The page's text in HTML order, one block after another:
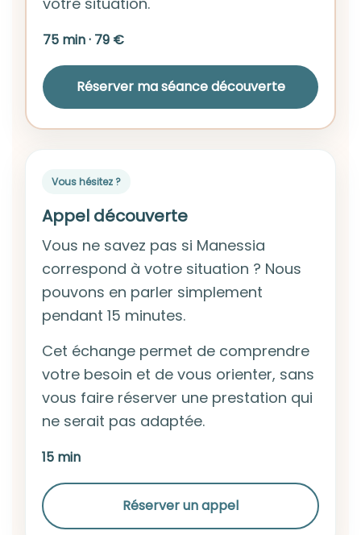
75 min · 79 €
Réserver ma séance découverte
Vous hésitez ?
Appel découverte
Vous ne savez pas si Manessia
correspond à votre situation ? Nous
pouvons en parler simplement
pendant 15 minutes.
Cet échange permet de comprendre
votre besoin et de vous orienter, sans
vous faire réserver une prestation qui
ne serait pas adaptée.
15 min
Réserver un appel